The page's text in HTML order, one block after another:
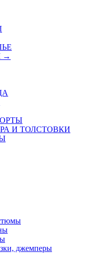
→
И ТОЛСТОВКИ
джемперы